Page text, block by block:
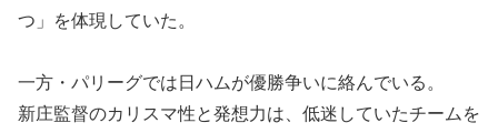
つ」を体現していた。
一方・パリーグでは日ハムが優勝争いに絡んでいる。
新庄監督のカリスマ性と発想力は、低迷していたチームを